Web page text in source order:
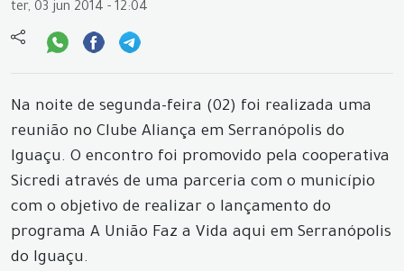
ter, 03 jun 2014 - 12:04
Na noite de segunda-feira (02) foi realizada uma
reunião no Clube Aliança em Serranópolis do
Iguaçu. O encontro foi promovido pela cooperativa
Sicredi através de uma parceria com o município
com o objetivo de realizar o lançamento do
programa A União Faz a Vida aqui em Serranópolis
do Iguaçu.